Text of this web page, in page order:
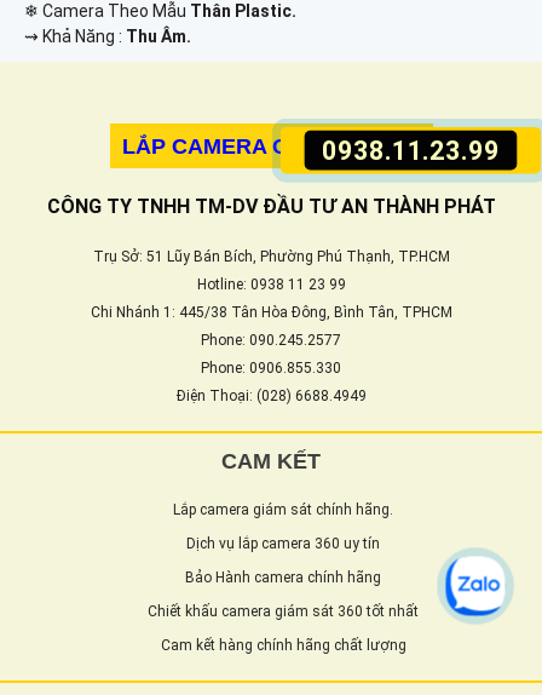
0938.11.23.99
❄ Camera Theo Mẫu Thân Plastic.
️⇝ Khả Năng : Thu Âm.
LẮP CAMERA GIÁM SÁT 360
CÔNG TY TNHH TM-DV ĐẦU TƯ AN THÀNH PHÁT
Trụ Sở: 51 Lũy Bán Bích, Phường Phú Thạnh, TP.HCM
Hotline: 0938 11 23 99
Chi Nhánh 1: 445/38 Tân Hòa Đông, Bình Tân, TPHCM
Phone: 090.245.2577
Phone: 0906.855.330
Điện Thoại: (028) 6688.4949
CAM KẾT
Lắp camera giám sát chính hãng.
Dịch vụ lắp camera 360 uy tín
Bảo Hành camera chính hãng
Chiết khấu camera giám sát 360 tốt nhất
Cam kết hàng chính hãng chất lượng